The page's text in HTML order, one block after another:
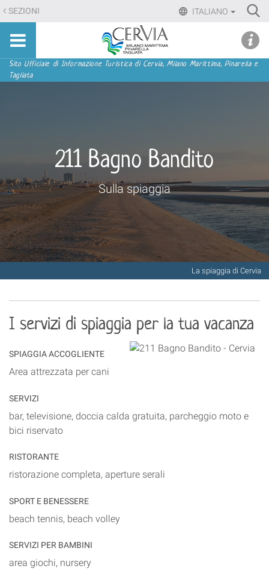
Salta
ai
contenuti.
Salta
alla
ITALIANO
SEZIONI
Sito
turistico
ufficiale
Sezioni
Sito Ufficiale di Informazione Turistica di Cervia, Milano Marittima, Pinarella e
Tagliata
La spiaggia di Cervia
211 Bagno Bandito
Sulla spiaggia
I servizi di spiaggia per la tua vacanza
SPIAGGIA ACCOGLIENTE
Area attrezzata per cani
SERVIZI
bar, televisione, doccia calda gratuita, parcheggio moto e
bici riservato
RISTORANTE
ristorazione completa, aperture serali
SPORT E BENESSERE
beach tennis, beach volley
SERVIZI PER BAMBINI
area giochi, nursery
menu